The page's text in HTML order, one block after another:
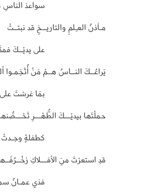
سواعدَ الناسِ
مـآذنُ العـِلمِ والتاريــخِ قد نبتــتْ
على يديْــكَ
يَراعُــكَ النــاسُ هــمْ مَنْ أُتْخِمـوا
بمَا غرسْتَ على
حملْتَها بيديْـــكَ الطُّهْـــرِ
كطفلةٍ وجـدتْ
قدِ استعرْتَ منِ الأفـــلاكِ
فذي عمـانُ